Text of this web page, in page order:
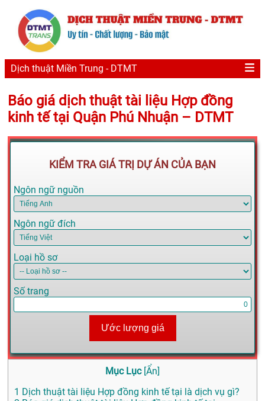
Dịch thuật Miền Trung - DTMT
Báo giá dịch thuật tài liệu Hợp đồng
kinh tế tại Quận Phú Nhuận – DTMT
KIỂM TRA GIÁ TRỊ DỰ ÁN CỦA BẠN
Ngôn ngữ nguồn
Ngôn ngữ đích
Loại hồ sơ
Số trang
Ước lượng giá
Mục Lục [Ẩn]
1 Dịch thuật tài liệu Hợp đồng kinh tế tại là dịch vụ gì?